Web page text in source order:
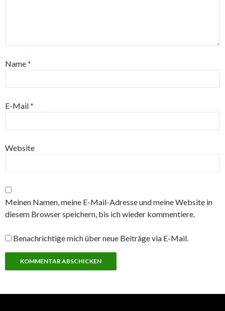
Name*
E-Mail*
Website
Meinen Namen, meine E-Mail-Adresse und meine Website in
diesem Browser speichern, bis ich wieder kommentiere.
Benachrichtige mich über neue Beiträge via E-Mail.